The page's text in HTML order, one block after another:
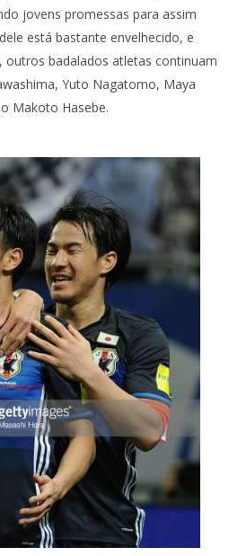
jovens promessas para assim
está bastante envelhecido, e
outros badalados atletas continuam
Yuto Nagatomo, Maya
Makoto Hasebe.